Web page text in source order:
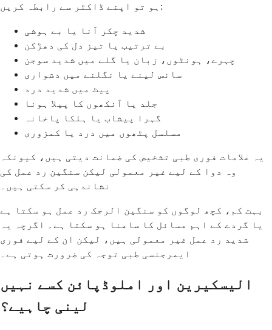
ہو تو اپنے ڈاکٹر سے رابطہ کریں:
شدید چکر آنا یا بے ہوشی
بے ترتیب یا تیز دل کی دھڑکن
چہرے، ہونٹوں، زبان یا گلے میں شدید سوجن
سانس لینے یا نگلنے میں دشواری
پیٹ میں شدید درد
جلد یا آنکھوں کا پیلا ہونا
گہرا پیشاب یا ہلکا پاخانہ
مسلسل پٹھوں میں درد یا کمزوری
یہ علامات فوری طبی تشخیص کی ضمانت دیتی ہیں، کیونکہ
وہ دوا کے لیے غیر معمولی لیکن سنگین رد عمل کی
نشاندہی کر سکتی ہیں۔
بہت کم، کچھ لوگوں کو سنگین الرجک رد عمل ہو سکتا ہے
یا گردے کے اہم مسائل کا سامنا ہو سکتا ہے۔ اگرچہ یہ
شدید رد عمل غیر معمولی ہیں، لیکن ان کے لیے فوری
ایمرجنسی طبی توجہ کی ضرورت ہوتی ہے۔
الیسکیرین اور املوڈپائن کسے نہیں
لینی چاہیے؟